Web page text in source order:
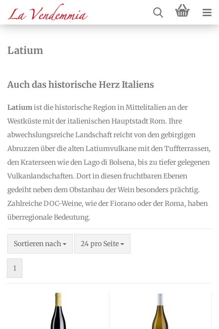
Latium
Auch das historische Herz Italiens
Latiumist die historische Region in Mittelitalien an der
Westküste mit der italienischen Hauptstadt Rom. Ihre
abwechslungsreiche Landschaft reicht von den gebirgigen
Abruzzen über die alten Latiumvulkane mit den Tuffterrassen,
den Kraterseen wie den Lago di Bolsena, bis zu tiefer gelegenen
Vulkanlandschaften. Dort in diesen fruchtbaren Ebenen
gedeiht neben dem Obstanbau der Wein besonders prächtig.
Zahlreiche DOC-Weine, wie der Fiorano oder der Roma, haben
überregionale Bedeutung.
Sortieren nach
Sortieren nach 24 pro Seite
pro Seite
1